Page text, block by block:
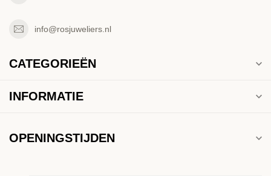
info@rosjuweliers.nl
CATEGORIEËN
INFORMATIE
OPENINGSTIJDEN